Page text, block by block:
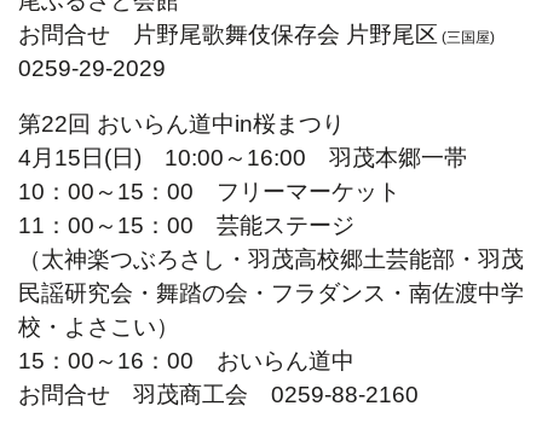
お問合せ 片野尾歌舞伎保存会 片野尾区 (三国屋)
0259-29-2029
第22回 おいらん道中in桜まつり
4月15日(日) 10:00～16:00 羽茂本郷一帯
10：00～15：00 フリーマーケット
11：00～15：00 芸能ステージ
（太神楽つぶろさし・羽茂高校郷土芸能部・羽茂
民謡研究会・舞踏の会・フラダンス・南佐渡中学
校・よさこい）
15：00～16：00 おいらん道中
お問合せ 羽茂商工会 0259-88-2160